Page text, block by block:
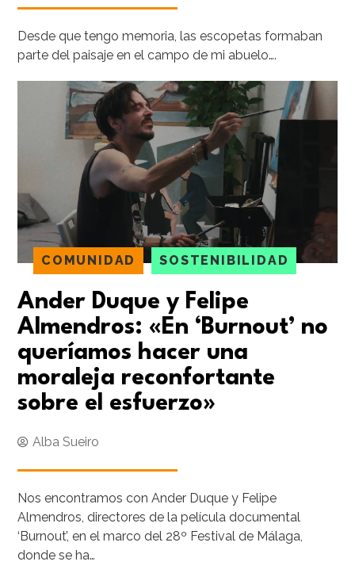
Desde que tengo memoria, las escopetas formaban
parte del paisaje en el campo de mi abuelo….
COMUNIDAD SOSTENIBILIDAD
Ander Duque y Felipe
Almendros: «En ‘Burnout’ no
queríamos hacer una
moraleja reconfortante
sobre el esfuerzo»
Alba Sueiro
Nos encontramos con Ander Duque y Felipe
Almendros, directores de la película documental
‘Burnout’, en el marco del 28º Festival de Málaga,
donde se ha…